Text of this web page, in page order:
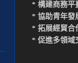
* 構建商務平
* 協助青年發
* 拓展經貿合
* 促進多領域